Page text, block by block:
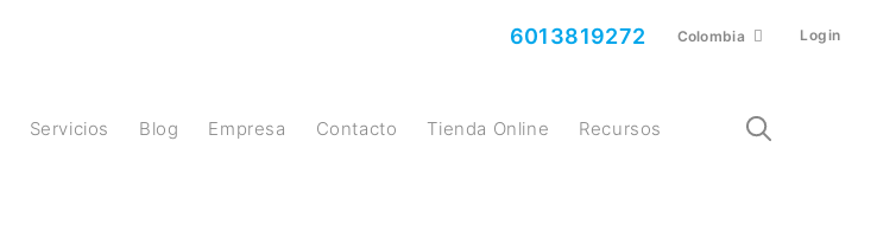
6013819272 Colombia Login
Servicios Blog Empresa Contacto Tienda Online Recursos